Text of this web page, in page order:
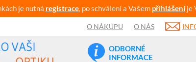
je nutná registrace, po schválení a Vašem přihlášeníje
O NÁKUPU O NÁS
ODBORNÉ
INFORMACE